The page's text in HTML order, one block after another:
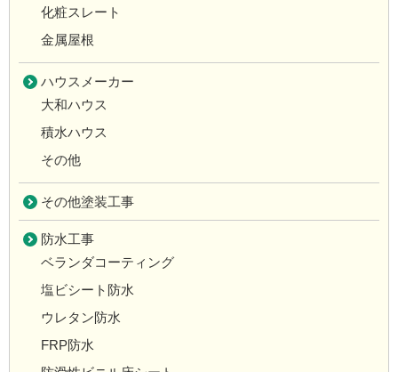
化粧スレート
金属屋根
ハウスメーカー
大和ハウス
積水ハウス
その他
その他塗装工事
防水工事
ベランダコーティング
塩ビシート防水
ウレタン防水
FRP防水